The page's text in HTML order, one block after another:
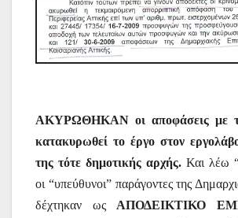
ΑΚΥΡΩΘΗΚΑΝ οι αποφάσεις με
κατακυρωθεί το έργο στον
της τότε δημοτικής αρχής. Και λέω
οι “υπεύθυνοι” παράγοντες της
δέχτηκαν ως ΑΠΟΔΕΙΚΤΙΚΟ